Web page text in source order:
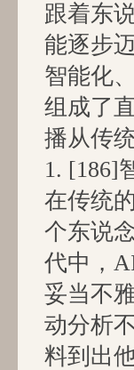
跟着东
能逐步
智能化
组成了
播从传
1. [186]
在传统
个东说
代中，
妥当不
动分析
料到出